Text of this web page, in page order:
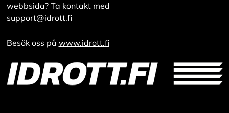
webbsida? Ta kontakt med
support@idrott.fi
Besök oss på www.idrott.fi